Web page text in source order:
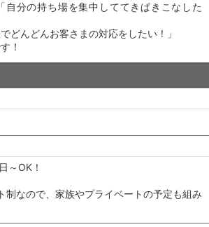
自分の持ち場を集中しててきぱきこなした
どんどんお客さまの対応をしたい！」
！
～OK！
なので、家族やプライベートの予定も組み